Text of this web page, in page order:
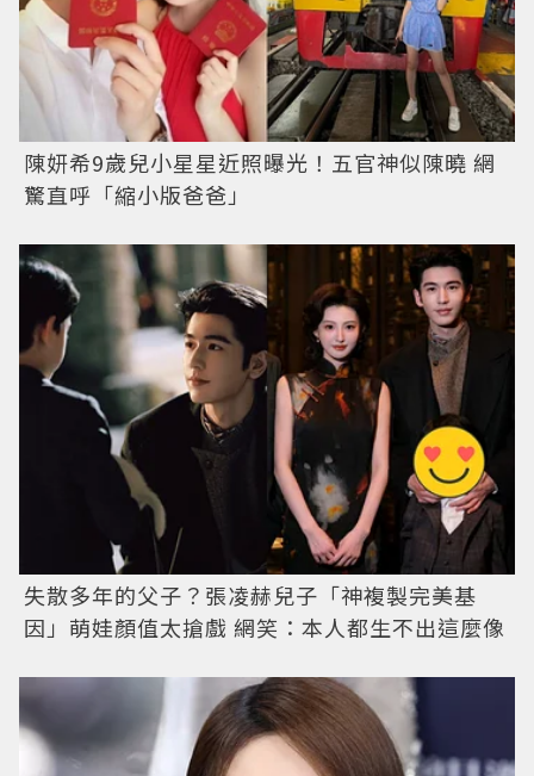
陳妍希9歲兒小星星近照曝光！五官神似陳曉 網
驚直呼「縮小版爸爸」
失散多年的父子？張凌赫兒子「神複製完美基
因」萌娃顏值太搶戲 網笑：本人都生不出這麼像